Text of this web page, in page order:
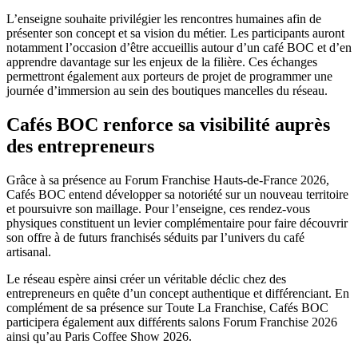
L’enseigne souhaite privilégier les rencontres humaines afin de
présenter son concept et sa vision du métier. Les participants auront
notamment l’occasion d’être accueillis autour d’un café BOC et d’en
apprendre davantage sur les enjeux de la filière. Ces échanges
permettront également aux porteurs de projet de programmer une
journée d’immersion au sein des boutiques mancelles du réseau.
Cafés BOC renforce sa visibilité auprès
des entrepreneurs
Grâce à sa présence au Forum Franchise Hauts-de-France 2026,
Cafés BOC entend développer sa notoriété sur un nouveau territoire
et poursuivre son maillage. Pour l’enseigne, ces rendez-vous
physiques constituent un levier complémentaire pour faire découvrir
son offre à de futurs franchisés séduits par l’univers du café
artisanal.
Le réseau espère ainsi créer un véritable déclic chez des
entrepreneurs en quête d’un concept authentique et différenciant. En
complément de sa présence sur Toute La Franchise, Cafés BOC
participera également aux différents salons Forum Franchise 2026
ainsi qu’au Paris Coffee Show 2026.